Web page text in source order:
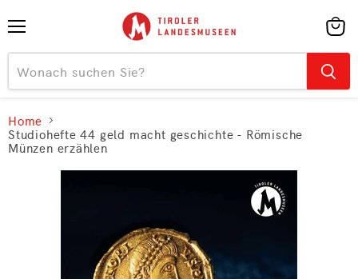
Home
Studiohefte 44 geld macht geschichte - Römische
Münzen erzählen